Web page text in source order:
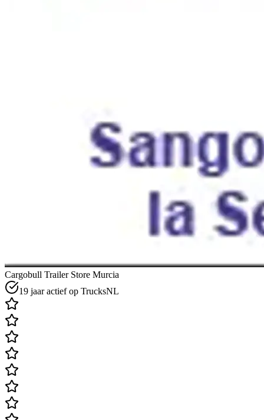
Cargobull Trailer Store Murcia
19 jaar actief op TrucksNL